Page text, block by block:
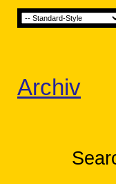
Archiv